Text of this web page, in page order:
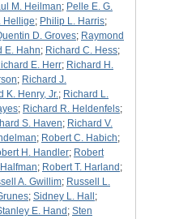
M. Heilman; Pelle E. G.
Hellige; Philip L. Harris;
D. Groves; Raymond
E. Hahn; Richard C. Hess;
E. Herr; Richard H.
; Richard J.
K. Henry, Jr.; Richard L.
; Richard R. Heldenfels;
S. Haven; Richard V.
; Robert C. Habich;
H. Handler; Robert
; Robert T. Harland ;
A. Gwillim; Russell L.
; Sidney L. Hall ;
E. Hand ; Sten